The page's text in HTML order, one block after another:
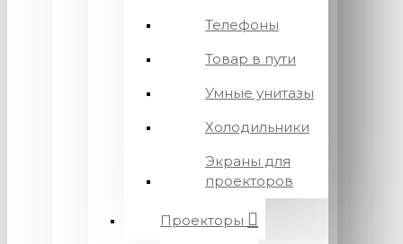
Телефоны
Товар в пути
Умные унитазы
Холодильники
Экраны для
проекторов
Проекторы